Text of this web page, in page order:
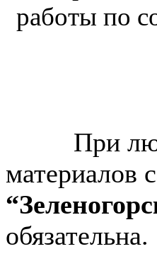
работы по
При
материалов
обязательна.